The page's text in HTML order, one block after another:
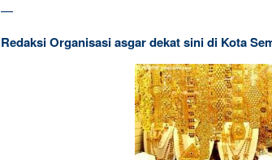
—
Redaksi Organisasi asgar dekat sini di Kota